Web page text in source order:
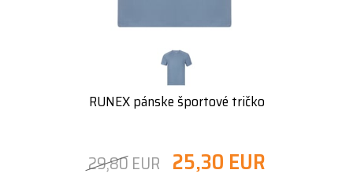
RUNEX pánske športové tričko
29,80 EUR 25,30 EUR